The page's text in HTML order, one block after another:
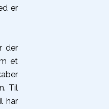
er
der
et
Til
har